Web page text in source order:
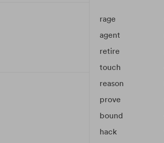
rage
agent
retire
touch
reason
prove
bound
hack